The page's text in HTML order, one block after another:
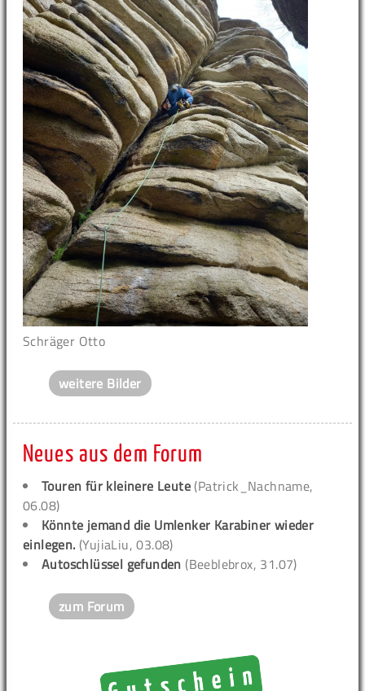
Schräger Otto
weitere Bilder
Neues aus dem Forum
Touren für kleinere Leute (Patrick_Nachname,
06.08)
Könnte jemand die Umlenker Karabiner wieder
einlegen. (YujiaLiu, 03.08)
Autoschlüssel gefunden (Beeblebrox, 31.07)
zum Forum